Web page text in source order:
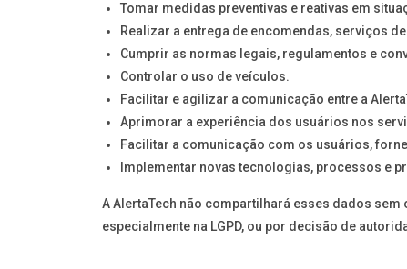
Tomar medidas preventivas e reativas em
Realizar a entrega de encomendas, serviços
Cumprir as normas legais, regulamentos e
Controlar o uso de veículos.
Facilitar e agilizar a comunicação entre a
Aprimorar a experiência dos usuários nos
Facilitar a comunicação com os usuários,
Implementar novas tecnologias, processos e
A AlertaTech não compartilhará esses dados
especialmente na LGPD, ou por decisão de